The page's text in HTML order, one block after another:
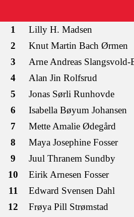
1 Lilly H. Madsen
2
Knut Martin Bach Ørmen
3
Arne Andreas Slangsvold-
4
Alan Jin Rolfsrud
5
Jonas Sørli Runhovde
6
Isabella Bøyum Johansen
7
Mette Amalie Ødegård
8
Maya Josephine Fosser
9
Juul Thranem Sundby
10
Eirik Arnesen Fosser
11
Edward Svensen Dahl
12
Frøya Pill Strømstad